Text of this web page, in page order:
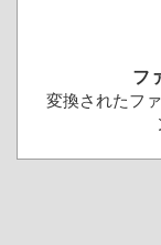
フ
変換されたフ